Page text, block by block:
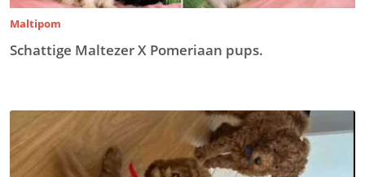
Maltipom
Schattige Maltezer X Pomeriaan pups.